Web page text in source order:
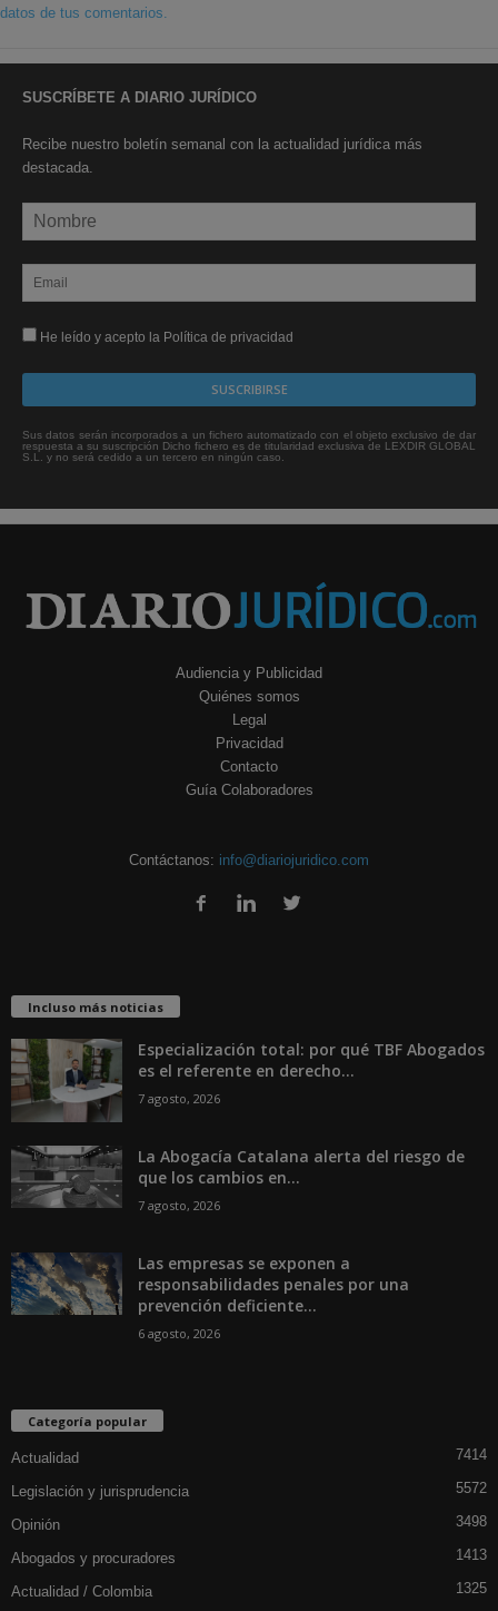
datos de tus comentarios.
SUSCRÍBETE A DIARIO JURÍDICO
Recibe nuestro boletín semanal con la actualidad jurídica más
destacada.
He leído y acepto la Política de privacidad
Sus datos serán incorporados a un fichero automatizado con el objeto exclusivo de dar
respuesta a su suscripción Dicho fichero es de titularidad exclusiva de LEXDIR GLOBAL
S.L. y no será cedido a un tercero en ningún caso.
Audiencia y Publicidad
Quiénes somos
Legal
Privacidad
Contacto
Guía Colaboradores
Contáctanos: info@diariojuridico.com
Incluso más noticias
Especialización total: por qué TBF Abogados
es el referente en derecho...
7 agosto, 2026
La Abogacía Catalana alerta del riesgo de
que los cambios en...
7 agosto, 2026
Las empresas se exponen a
responsabilidades penales por una
prevención deficiente...
6 agosto, 2026
Categoría popular
Actualidad 7414
Legislación y jurisprudencia 5572
Opinión 3498
Abogados y procuradores 1413
Actualidad / Colombia 1325